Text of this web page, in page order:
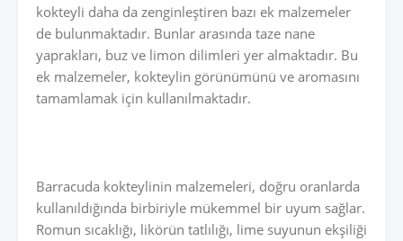
kokteyli daha da zenginleştiren bazı ek malzemeler
de bulunmaktadır. Bunlar arasında taze nane
yaprakları, buz ve limon dilimleri yer almaktadır. Bu
ek malzemeler, kokteylin görünümünü ve aromasını
tamamlamak için kullanılmaktadır.
Barracuda kokteylinin malzemeleri, doğru oranlarda
kullanıldığında birbiriyle mükemmel bir uyum sağlar.
Romun sıcaklığı, likörün tatlılığı, lime suyunun ekşiliği